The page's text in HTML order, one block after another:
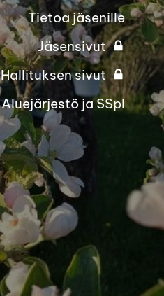
Tietoa jäsenille
Jäsensivut
Hallituksen sivut
Aluejärjestö ja SSpl